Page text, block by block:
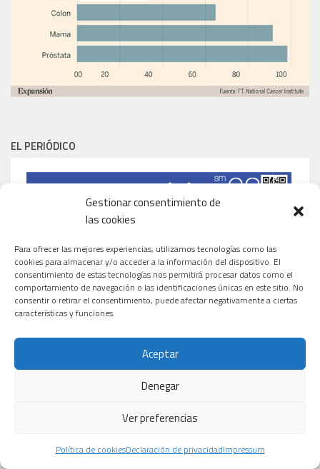
Gestionar consentimiento de
las cookies
Para ofrecer las mejores experiencias, utilizamos tecnologías como las
cookies para almacenar y/o acceder a la información del dispositivo. El
consentimiento de estas tecnologías nos permitirá procesar datos como el
comportamiento de navegación o las identificaciones únicas en este sitio. No
consentir o retirar el consentimiento, puede afectar negativamente a ciertas
características y funciones.
Aceptar
Denegar
Ver preferencias
Política de cookiesDeclaración de privacidadImpressum
EL PERIÓDICO